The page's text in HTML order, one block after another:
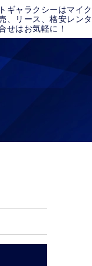
ギャラクシーはマイ
、リース、格安レン
せはお気軽に！